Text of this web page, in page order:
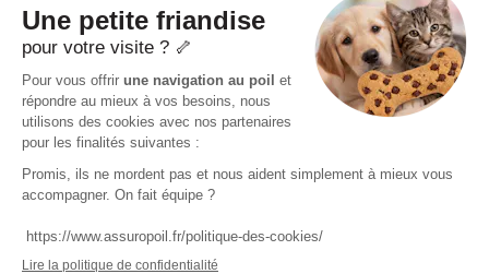
Conditions générales
Politique de confidentialité
Politique des Cookies
Accessibilité :
Partiellement conforme
94767
Ivry-sur-Seine
Pas encore client ?
Mail :
adhesion@assuropoil.com
Tel :
01 77 94 89 02